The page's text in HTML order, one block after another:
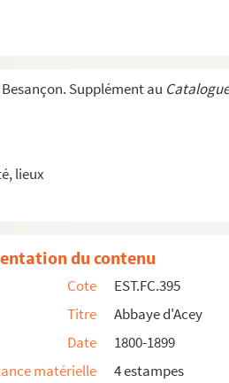
Supplément au
lieux
9 (Anna ouvrage illustré par Christophe)
11 (Anna ouvrage illustré par Christophe)
12 (Anna ouvrage illustré par
du contenu
Cote
EST.FC.395
Titre
Abbaye d'Acey
Date
1800-1899
matérielle
4 estampes